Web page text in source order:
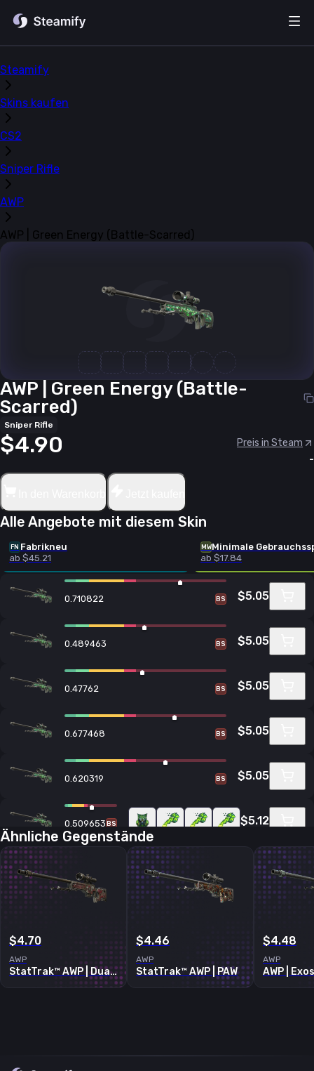
Steamify
Skins kaufen
CS2
Sniper Rifle
AWP
AWP | Green Energy (Battle-Scarred)
AWP | Green Energy (Battle-
Scarred)
Sniper Rifle
$4.90
Preis in Steam
-
Alle Angebote mit diesem Skin
FN Fabrikneu
ab $45.21
MWMinimale
ab $17.84
0.710822 BS $5.05
0.489463 BS $5.05
0.47762 BS $5.05
0.677468 BS $5.05
0.620319 BS $5.05
0.509653 BS $5.12
$5.12
Ähnliche Gegenstände
$4.70
AWP
StatTrak™ AWP | Duality
$4.46
AWP
StatTrak™ AWP | PAW
$4.48
AWP
AWP |